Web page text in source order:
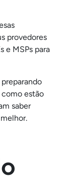
provedores
e MSPs para
como estão
saber